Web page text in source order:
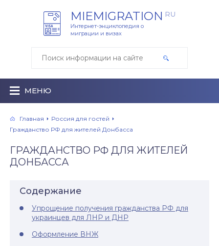
MIEMIGRATION RU
Интернет-энциклопедия о
миграции и визах
МЕНЮ
Главная
Россия для гостей
Гражданство РФ для жителей Донбасса
ГРАЖДАНСТВО РФ ДЛЯ ЖИТЕЛЕЙ
ДОНБАССА
Содержание
Упрощение получения гражданства РФ для
украинцев для ЛНР и ДНР
Оформление ВНЖ